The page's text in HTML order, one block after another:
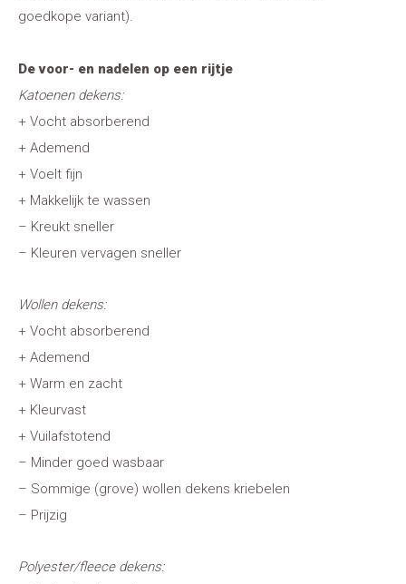
goedkope variant).
De voor- en nadelen op een rijtje
Katoenen dekens:
+ Vocht absorberend
+ Ademend
+ Voelt fijn
+ Makkelijk te wassen
– Kreukt sneller
– Kleuren vervagen sneller
Wollen dekens:
+ Vocht absorberend
+ Ademend
+ Warm en zacht
+ Kleurvast
+ Vuilafstotend
– Minder goed wasbaar
– Sommige (grove) wollen dekens kriebelen
– Prijzig
Polyester/fleece dekens: